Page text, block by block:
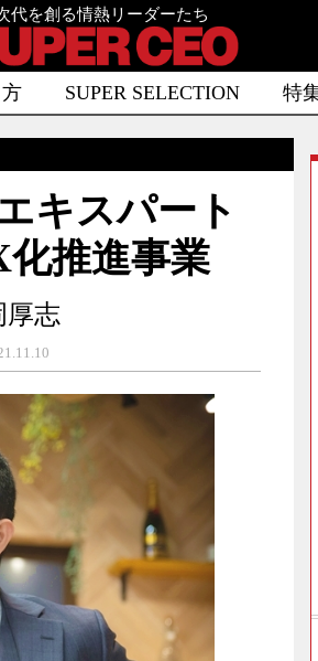
代を創る情熱リーダーたち
SUPER SELECTION 特
キスパート
推進事業
厚志